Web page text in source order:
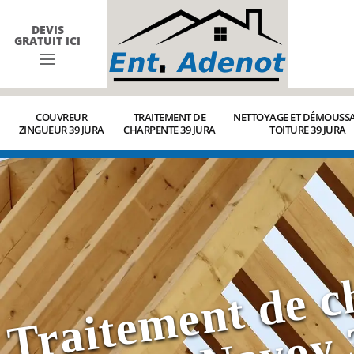
DEVIS
GRATUIT ICI
COUVREUR
ZINGUEUR 39 JURA
TRAITEMENT DE
CHARPENTE 39 JURA
NETTOYAGE ET
TOITURE 39 JURA